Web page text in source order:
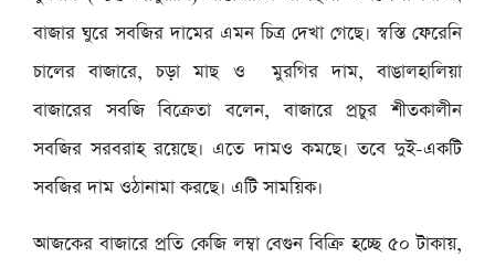
বাজার ঘুরে সবজির দামের এমন চিত্র দেখা গেছে। স্বস্তি ফেরেনি
চালের বাজারে, চড়া মাছ ও মুরগির দাম, বাঙালহালিয়া
বাজারের সবজি বিক্রেতা বলেন, বাজারে প্রচুর শীতকালীন
সবজির সরবরাহ রয়েছে। এতে দামও কমছে। তবে দুই-একটি
সবজির দাম ওঠানামা করছে। এটি সাময়িক।
আজকের বাজারে প্রতি কেজি লম্বা বেগুন বিক্রি হচ্ছে ৫০ টাকায়,